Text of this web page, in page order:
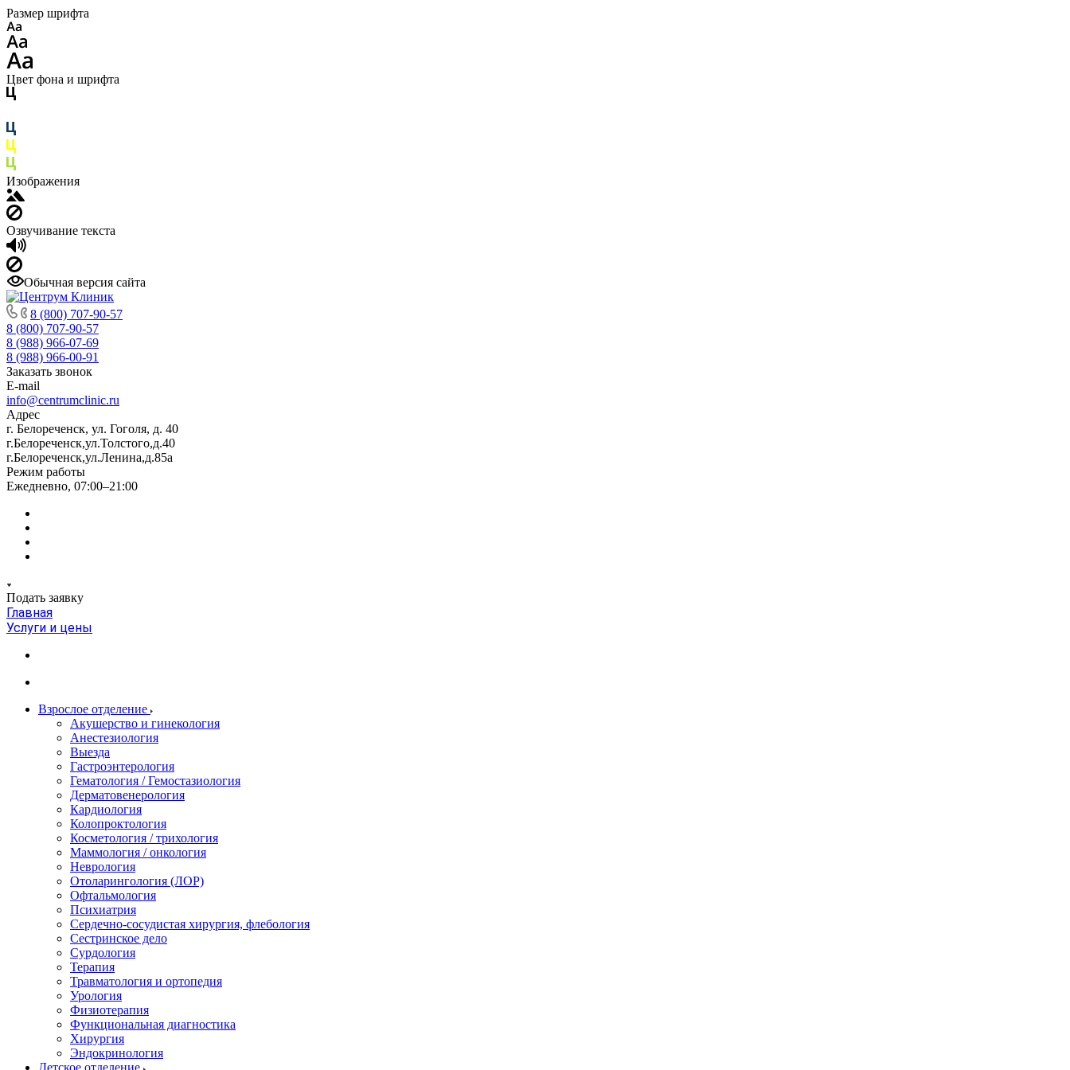
Размер шрифта
Цвет фона и шрифта
Изображения
Озвучивание текста
Обычная версия сайта
8 (800) 707-90-57
8 (800) 707-90-57
8 (988) 966-07-69
8 (988) 966-00-91
Заказать звонок
E-mail
info@centrumclinic.ru
Адрес
г. Белореченск, ул. Гоголя, д. 40
г.Белореченск,ул.Толстого,д.40
г.Белореченск,ул.Ленина,д.85а
Режим работы
Ежедневно, 07:00–21:00
Подать заявку
Главная
Услуги и цены
Взрослое отделение
Акушерство и гинекология
Анестезиология
Выезда
Гастроэнтерология
Гематология / Гемостазиология
Дерматовенерология
Кардиология
Колопроктология
Косметология / трихология
Маммология / онкология
Неврология
Отоларингология (ЛОР)
Офтальмология
Психиатрия
Сердечно-сосудистая хирургия, флебология
Сестринское дело
Сурдология
Терапия
Травматология и ортопедия
Урология
Физиотерапия
Функциональная диагностика
Хирургия
Эндокринология
Детское отделение